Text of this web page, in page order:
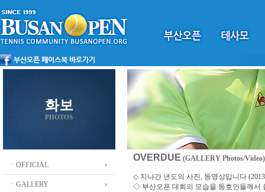
화보
PHOTOS
ㆍOFFICIAL
ㆍGALLERY
OVERDUE (GALLERY Photos/Video)
◇ 지나간 년도의 사진, 동영상입니다
◇ 부산오픈 대회의 모습을 동호인들께서